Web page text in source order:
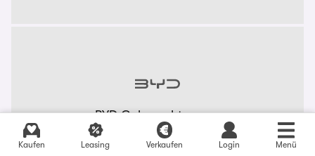
Kaufen Leasing Verkaufen Login Menü
BYD Gebrauchtwagen